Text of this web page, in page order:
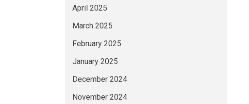
April 2025
March 2025
February 2025
January 2025
December 2024
November 2024